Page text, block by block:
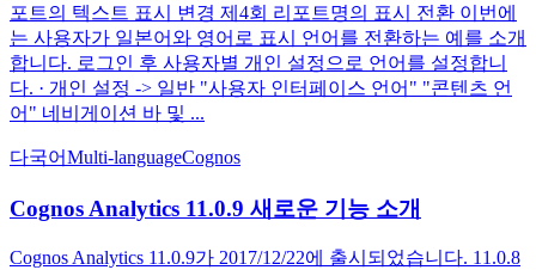
포트의 텍스트 표시 변경 제4회 리포트명의 표시 전환 이번에
는 사용자가 일본어와 영어로 표시 언어를 전환하는 예를 소개
합니다. 로그인 후 사용자별 개인 설정으로 언어를 설정합니
다. · 개인 설정 -> 일반 "사용자 인터페이스 언어" "콘텐츠 언
어" 네비게이션 바 및 ...
다국어Multi-languageCognos
Cognos Analytics 11.0.9 새로운 기능 소개
Cognos Analytics 11.0.9가 2017/12/22에 출시되었습니다. 11.0.8